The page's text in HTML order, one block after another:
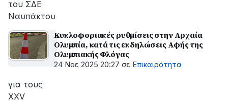
του ΣΔΕ
Ναυπάκτου
Κυκλοφοριακές ρυθμίσεις στην Αρχαία
Ολυμπία, κατά τις εκδηλώσεις Αφής της
Ολυμπιακής Φλόγας
24 Νοε 2025 20:27 σε Επικαιρότητα
για τους
XXV